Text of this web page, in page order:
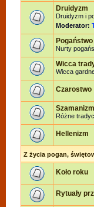
Druidyzm
Druidyzm i
Moderator:
Nurty
Wicca
Wicca
Czarostwo
Szamanizm
Różne
Hellenizm
Z życia pogan,
Koło roku
Rytuały